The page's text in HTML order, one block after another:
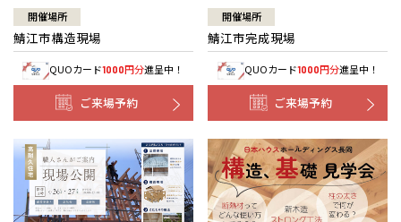
開催場所
鯖江市構造現場
QUOカード1000円分進呈中！
ご来場予約
開催場所
鯖江市完成現場
QUOカード1000円分進呈中！
ご来場予約